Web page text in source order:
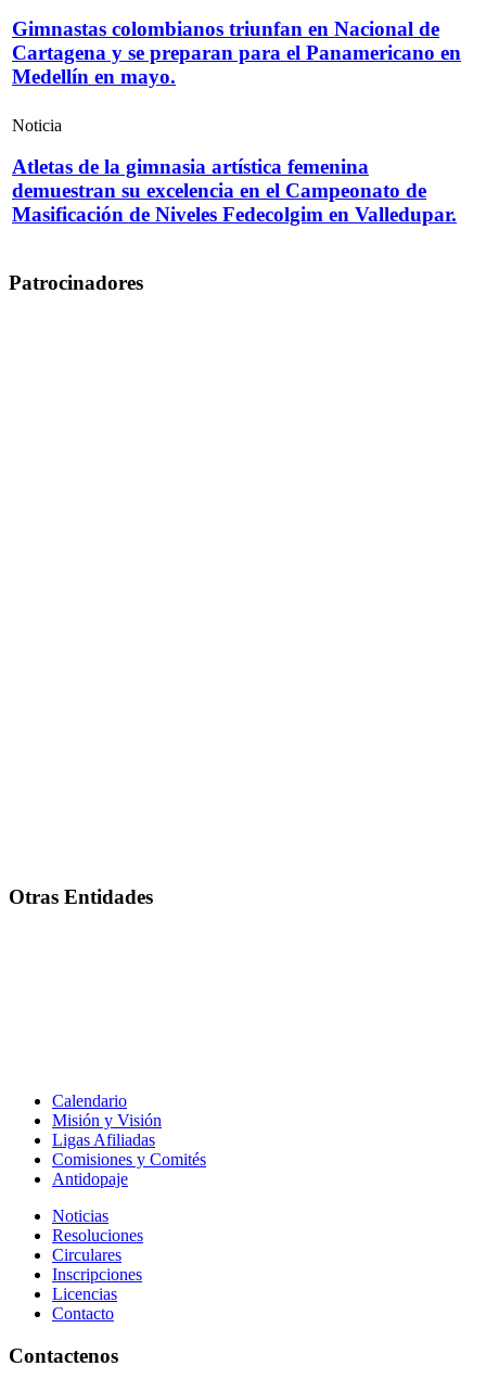
Gimnastas colombianos triunfan en Nacional de
Cartagena y se preparan para el Panamericano en
Medellín en mayo.
Noticia
Atletas de la gimnasia artística femenina
demuestran su excelencia en el Campeonato de
Masificación de Niveles Fedecolgim en Valledupar.
Patrocinadores
Otras Entidades
Calendario
Misión y Visión
Ligas Afiliadas
Comisiones y Comités
Antidopaje
Noticias
Resoluciones
Circulares
Inscripciones
Licencias
Contacto
Contactenos